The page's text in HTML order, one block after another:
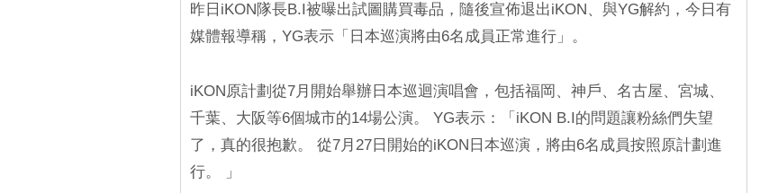
昨日iKON隊長B.I被曝出試圖購買毒品，隨後宣佈退出iKON、與YG解約，今日有
媒體報導稱，YG表示「日本巡演將由6名成員正常進行」。
iKON原計劃從7月開始舉辦日本巡迴演唱會，包括福岡、神戶、名古屋、宮城、
千葉、大阪等6個城市的14場公演。 YG表示：「iKON B.I的問題讓粉絲們失望
了，真的很抱歉。 從7月27日開始的iKON日本巡演，將由6名成員按照原計劃進
行。 」